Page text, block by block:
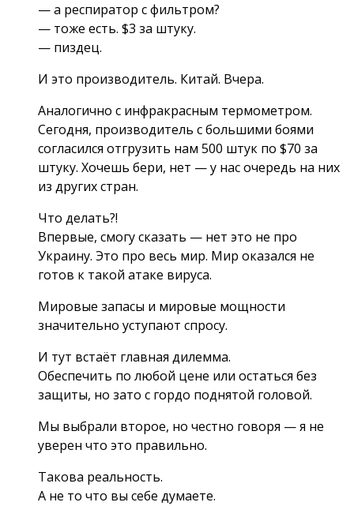
— а респиратор с фильтром?
— тоже есть. $3 за штуку.
— пиздец.
И это производитель. Китай. Вчера.
Аналогично с инфракрасным термометром.
Сегодня, производитель с большими боями
согласился отгрузить нам 500 штук по $70 за
штуку. Хочешь бери, нет — у нас очередь на них
из других стран.
Что делать?!
Впервые, смогу сказать — нет это не про
Украину. Это про весь мир. Мир оказался не
готов к такой атаке вируса.
Мировые запасы и мировые мощности
значительно уступают спросу.
И тут встаёт главная дилемма.
Обеспечить по любой цене или остаться без
защиты, но зато с гордо поднятой головой.
Мы выбрали второе, но честно говоря — я не
уверен что это правильно.
Такова реальность.
А не то что вы себе думаете.